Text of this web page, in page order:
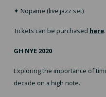
✦ Nopame (live jazz set)
Tickets can be purchased here.
GH NYE 2020
Exploring the importance of
decade on a high note.